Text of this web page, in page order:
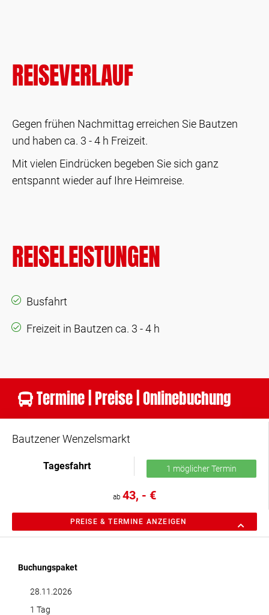
REISEVERLAUF
Gegen frühen Nachmittag erreichen Sie Bautzen
und haben ca. 3 - 4 h Freizeit.
Mit vielen Eindrücken begeben Sie sich ganz
entspannt wieder auf Ihre Heimreise.
REISELEISTUNGEN
Busfahrt
Freizeit in Bautzen ca. 3 - 4 h
Termine | Preise | Onlinebuchung
Bautzener Wenzelsmarkt
Tagesfahrt 1 möglicher Termin
ab 43, - €
PREISE & TERMINE ANZEIGEN
Buchungspaket
28.11.2026
1 Tag